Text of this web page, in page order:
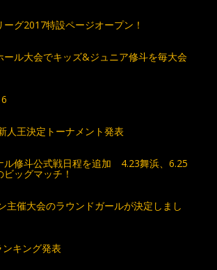
グ2017特設ページオープン！
ール大会でキッズ&ジュニア修斗を毎大会
人王決定トーナメント発表
ル修斗公式戦日程を追加 4.23舞浜、6.25
ッグマッチ！
主催大会のラウンドガールが決定しまし
キング発表